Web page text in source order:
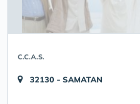
C.C.A.S.
32130 - SAMATAN